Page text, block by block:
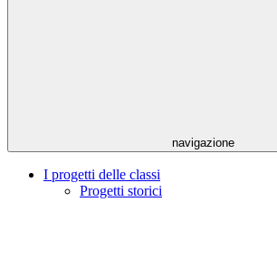
navigazione
I progetti delle classi
Progetti storici